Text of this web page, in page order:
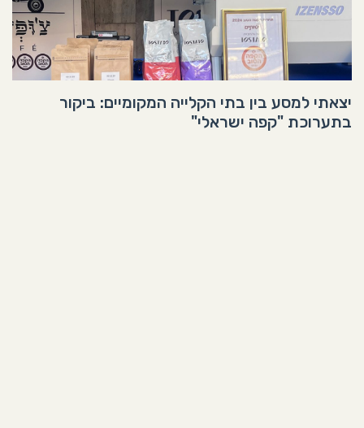
יצאתי למסע בין בתי הקלייה המקומיים: ביקור
בתערוכת "קפה ישראלי"